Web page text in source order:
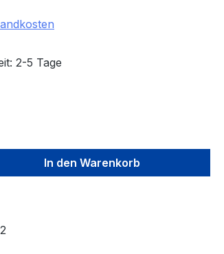
2-5 Tage
den gewünschten Wert
In den Warenkorb